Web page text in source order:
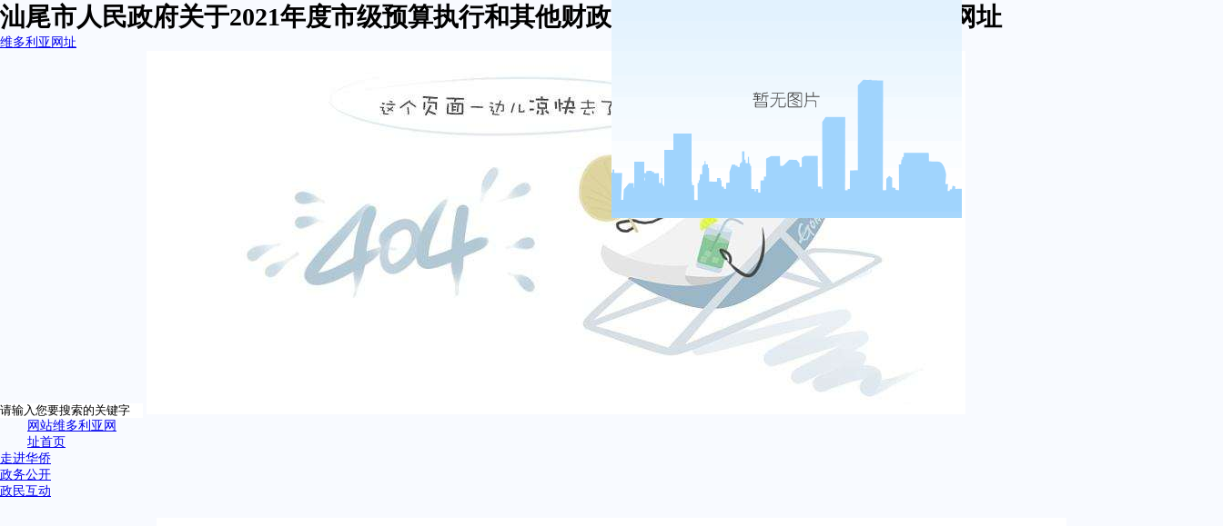
汕尾市人民政府关于2021年度市级预算执行和其他财政收支的审计工作报告-维多利亚网址
维多利亚网址
网站维多利亚网
址首页
走进华侨
政务公开
政民互动